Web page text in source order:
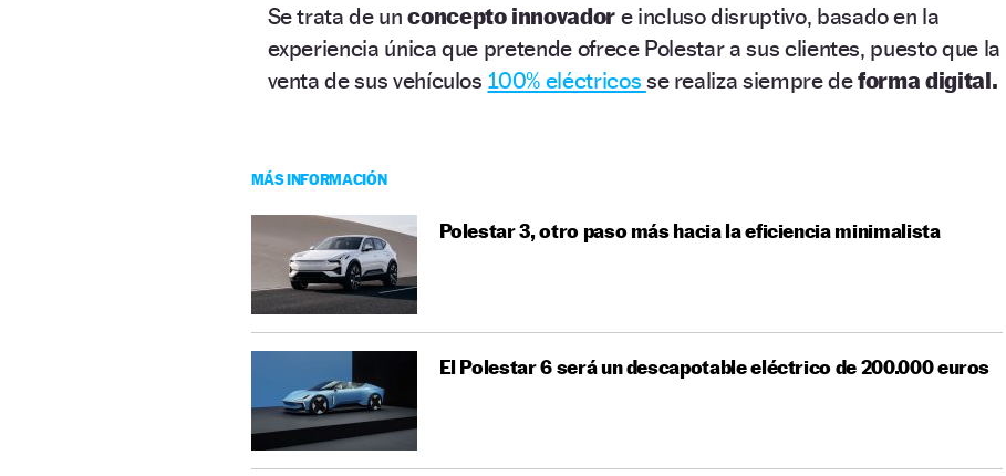
Se trata de unconcepto innovadore incluso disruptivo, basado en la
experiencia única que pretende ofrece Polestar a sus clientes, puesto que la
venta de sus vehículos 100% eléctricos se realiza siempre deforma digital.
MÁS INFORMACIÓN
Polestar 3, otro paso más hacia la eficiencia minimalista
El Polestar 6 será un descapotable eléctrico de 200.000 euros